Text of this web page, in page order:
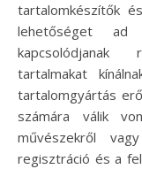
tartalomkészítők
lehetőséget ad
kapcsolódjanak
tartalmakat
tartalomgyártás
számára válik
művészekről
regisztráció és a